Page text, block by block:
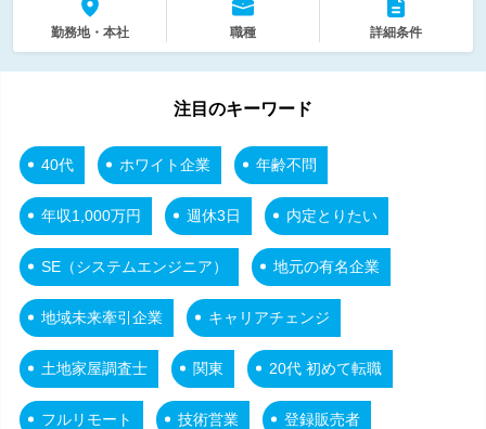
勤務地・本社 職種 詳細条件
注目のキーワード
40代 ホワイト企業 年齢不問
年収1,000万円 週休3日 内定とりたい
SE（システムエンジニア） 地元の有名企業
地域未来牽引企業 キャリアチェンジ
土地家屋調査士 関東 20代 初めて転職
フルリモート 技術営業 登録販売者